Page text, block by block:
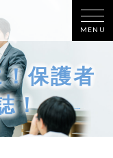
MENU
保護者
！